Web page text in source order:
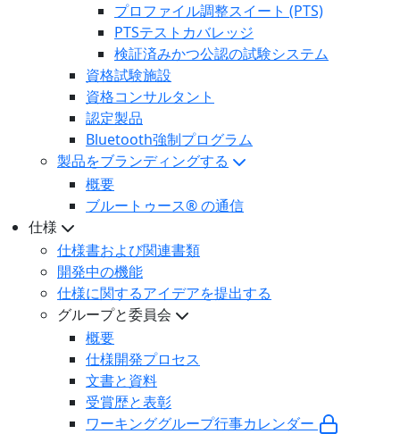
プロファイル調整スイート (PTS)
PTSテストカバレッジ
検証済みかつ公認の試験システム
資格試験施設
資格コンサルタント
認定製品
Bluetooth強制プログラム
製品をブランディングする
概要
ブルートゥース® の通信
仕様
仕様書および関連書類
開発中の機能
仕様に関するアイデアを提出する
グループと委員会
概要
仕様開発プロセス
文書と資料
受賞歴と表彰
ワーキンググループ行事カレンダー